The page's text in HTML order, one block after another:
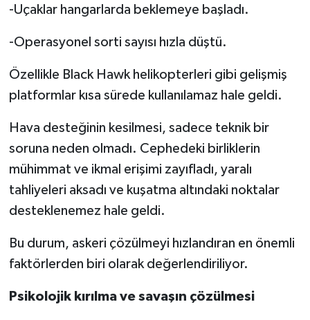
-Uçaklar hangarlarda beklemeye başladı.
-Operasyonel sorti sayısı hızla düştü.
Özellikle Black Hawk helikopterleri gibi gelişmiş
platformlar kısa sürede kullanılamaz hale geldi.
Hava desteğinin kesilmesi, sadece teknik bir
soruna neden olmadı. Cephedeki birliklerin
mühimmat ve ikmal erişimi zayıfladı, yaralı
tahliyeleri aksadı ve kuşatma altındaki noktalar
desteklenemez hale geldi.
Bu durum, askeri çözülmeyi hızlandıran en önemli
faktörlerden biri olarak değerlendiriliyor.
Psikolojik kırılma ve savaşın çözülmesi